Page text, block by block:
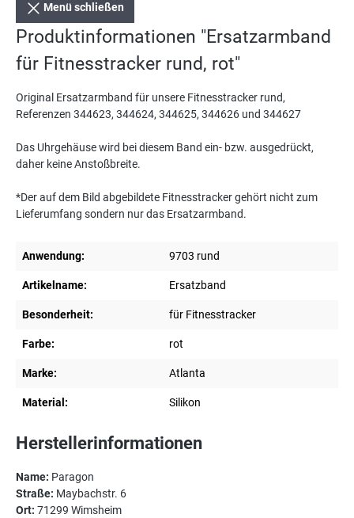
Menü schließen
Produktinformationen "Ersatzarmband
für Fitnesstracker rund, rot"
Original Ersatzarmband für unsere Fitnesstracker rund,
Referenzen 344623, 344624, 344625, 344626 und 344627
Das Uhrgehäuse wird bei diesem Band ein- bzw. ausgedrückt,
daher keine Anstoßbreite.
*Der auf dem Bild abgebildete Fitnesstracker gehört nicht zum
Lieferumfang sondern nur das Ersatzarmband.
Anwendung: 9703 rund
Artikelname: Ersatzband
Besonderheit: für Fitnesstracker
Farbe: rot
Marke: Atlanta
Material: Silikon
Herstellerinformationen
Name: Paragon
Straße: Maybachstr. 6
Ort: 71299 Wimsheim